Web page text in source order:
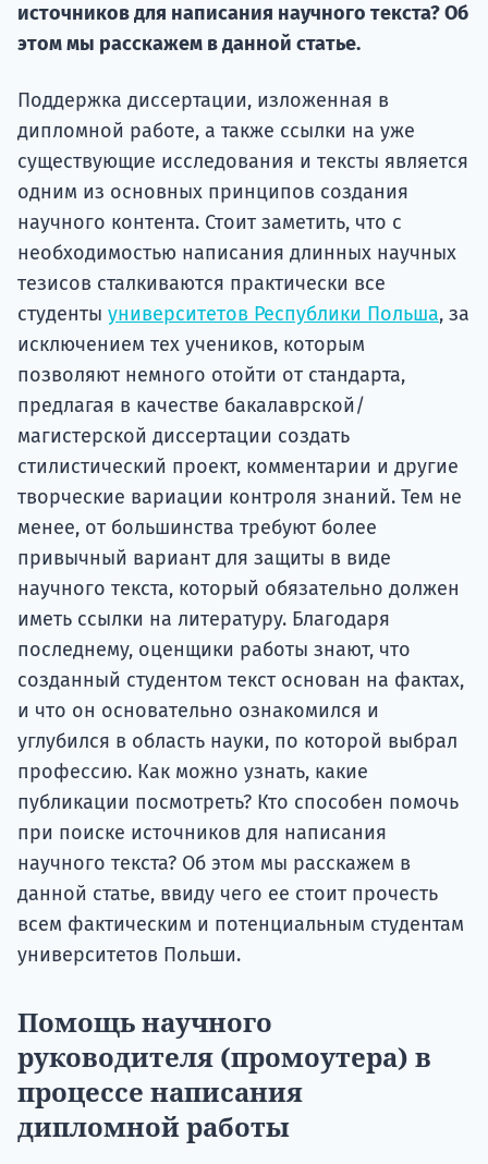
источников для написания научного текста? Об
этом мы расскажем в данной статье.
Поддержка диссертации, изложенная в
дипломной работе, а также ссылки на уже
существующие исследования и тексты является
одним из основных принципов создания
научного контента. Стоит заметить, что с
необходимостью написания длинных научных
тезисов сталкиваются практически все
студенты университетов Республики Польша, за
исключением тех учеников, которым
позволяют немного отойти от стандарта,
предлагая в качестве бакалаврской/
магистерской диссертации создать
стилистический проект, комментарии и другие
творческие вариации контроля знаний. Тем не
менее, от большинства требуют более
привычный вариант для защиты в виде
научного текста, который обязательно должен
иметь ссылки на литературу. Благодаря
последнему, оценщики работы знают, что
созданный студентом текст основан на фактах,
и ​​что он основательно ознакомился и
углубился в область науки, по которой выбрал
профессию. Как можно узнать, какие
публикации посмотреть? Кто способен помочь
при поиске источников для написания
научного текста? Об этом мы расскажем в
данной статье, ввиду чего ее стоит прочесть
всем фактическим и потенциальным студентам
университетов Польши.
Помощь научного
руководителя (промоутера) в
процессе написания
дипломной работы